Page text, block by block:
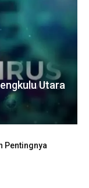
Utara
Pentingnya